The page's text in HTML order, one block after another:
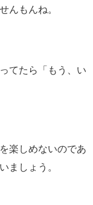
んもんね。
てたら「もう、い
楽しめないのであ
ましょう。